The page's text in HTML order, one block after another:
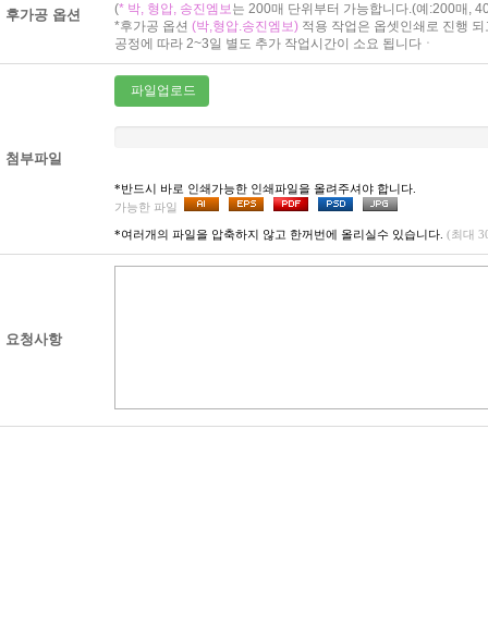
후가공 옵션
(* 박, 형압, 송진엠보는 200매 단위부터 가능합니다.(예:200매,
*후가공 옵션 (박,형압.송진엠보) 적용 작업은 옵셋인쇄로 진행
공정에 따라 2~3일 별도 추가 작업시간이 소요 됩니다ㆍ
첨부파일
파일업로드
*반드시 바로 인쇄가능한 인쇄파일을 올려주셔야 합니다.
가능한 파일
*여러개의 파일을 압축하지 않고 한꺼번에 올리실수 있습니다. (최대
요청사항